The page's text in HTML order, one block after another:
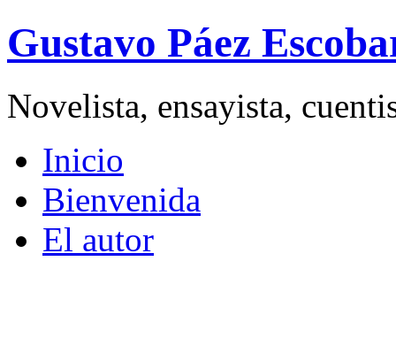
Gustavo Páez
Novelista, ensayista,
Inicio
Bienvenida
El autor